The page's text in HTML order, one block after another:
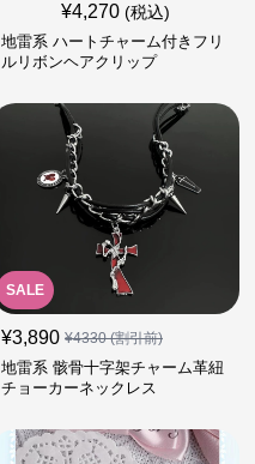
¥4,270 (税込)
地雷系 ハートチャーム付きフリ
ルリボンヘアクリップ
SALE
¥3,890 ¥4330(割引前)
地雷系 骸骨十字架チャーム革紐
チョーカーネックレス